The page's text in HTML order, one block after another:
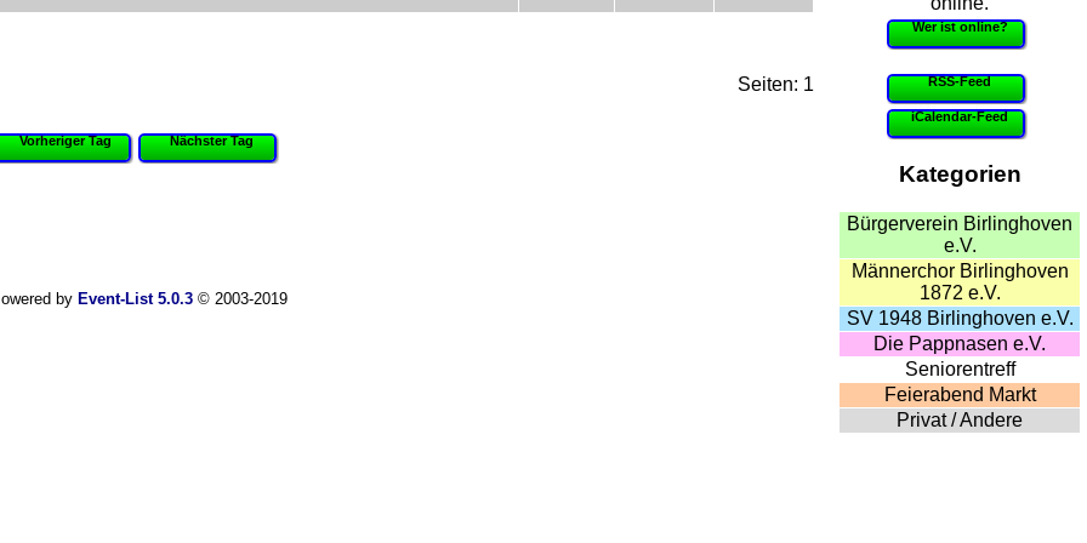
Wer ist online?
RSS-Feed
iCalendar-Feed
Kategorien
Bürgerverein Birlinghoven
e.V.
Männerchor Birlinghoven
1872 e.V.
SV 1948 Birlinghoven e.V.
Die Pappnasen e.V.
Seniorentreff
Feierabend Markt
Privat / Andere
Seiten: 1
Vorheriger Tag Nächster Tag
by Event-List 5.0.3© 2003-2019